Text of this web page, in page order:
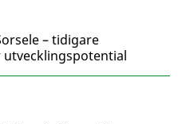
– tidigare